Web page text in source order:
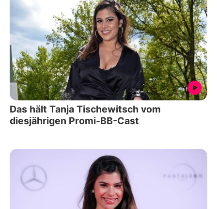
Das hält Tanja Tischewitsch vom
diesjährigen Promi-BB-Cast